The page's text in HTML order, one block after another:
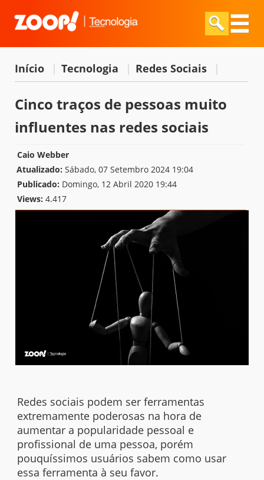
Início | Tecnologia | Redes Sociais |
Cinco traços de pessoas muito
influentes nas redes sociais
Caio Webber
Atualizado: Sábado, 07 Setembro 2024 19:04
Publicado: Domingo, 12 Abril 2020 19:44
Views: 4.417
Redes sociais podem ser ferramentas
extremamente poderosas na hora de
aumentar a popularidade pessoal e
profissional de uma pessoa, porém
pouquíssimos usuários sabem como usar
essa ferramenta à seu favor.